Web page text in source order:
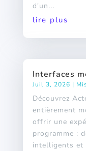
d'un...
lire plus
Interfaces
Juil 3, 2026 |
Découvrez
entièrement
offrir une
programme :
intelligents et